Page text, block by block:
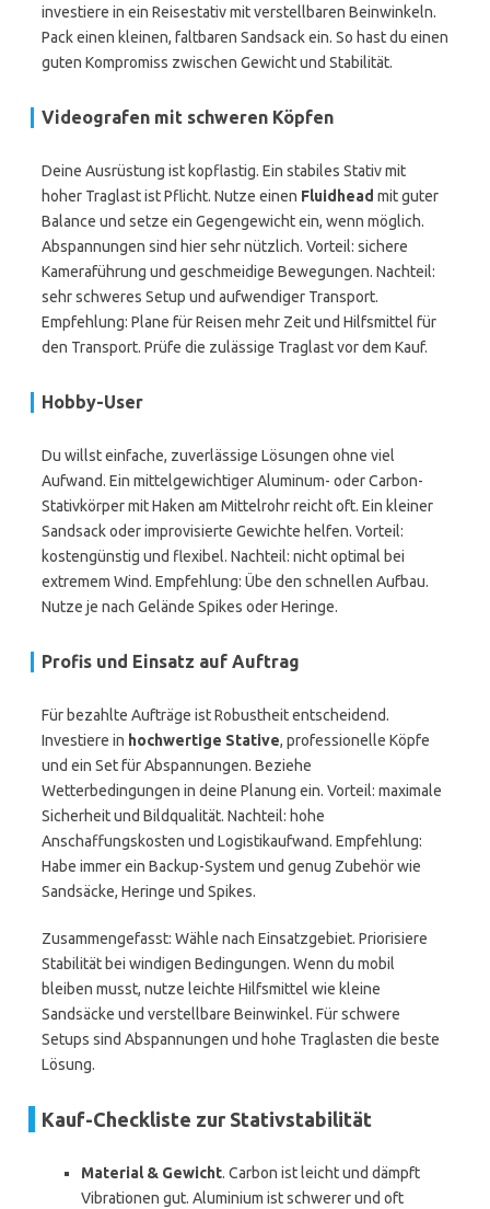
investiere in ein Reisestativ mit verstellbaren Beinwinkeln.
Pack einen kleinen, faltbaren Sandsack ein. So hast du einen
guten Kompromiss zwischen Gewicht und Stabilität.
Videografen mit schweren Köpfen
Deine Ausrüstung ist kopflastig. Ein stabiles Stativ mit
hoher Traglast ist Pflicht. Nutze einen Fluidhead mit guter
Balance und setze ein Gegengewicht ein, wenn möglich.
Abspannungen sind hier sehr nützlich. Vorteil: sichere
Kameraführung und geschmeidige Bewegungen. Nachteil:
sehr schweres Setup und aufwendiger Transport.
Empfehlung: Plane für Reisen mehr Zeit und Hilfsmittel für
den Transport. Prüfe die zulässige Traglast vor dem Kauf.
Hobby-User
Du willst einfache, zuverlässige Lösungen ohne viel
Aufwand. Ein mittelgewichtiger Aluminum- oder Carbon-
Stativkörper mit Haken am Mittelrohr reicht oft. Ein kleiner
Sandsack oder improvisierte Gewichte helfen. Vorteil:
kostengünstig und flexibel. Nachteil: nicht optimal bei
extremem Wind. Empfehlung: Übe den schnellen Aufbau.
Nutze je nach Gelände Spikes oder Heringe.
Profis und Einsatz auf Auftrag
Für bezahlte Aufträge ist Robustheit entscheidend.
Investiere in hochwertige Stative, professionelle Köpfe
und ein Set für Abspannungen. Beziehe
Wetterbedingungen in deine Planung ein. Vorteil: maximale
Sicherheit und Bildqualität. Nachteil: hohe
Anschaffungskosten und Logistikaufwand. Empfehlung:
Habe immer ein Backup-System und genug Zubehör wie
Sandsäcke, Heringe und Spikes.
Zusammengefasst: Wähle nach Einsatzgebiet. Priorisiere
Stabilität bei windigen Bedingungen. Wenn du mobil
bleiben musst, nutze leichte Hilfsmittel wie kleine
Sandsäcke und verstellbare Beinwinkel. Für schwere
Setups sind Abspannungen und hohe Traglasten die beste
Lösung.
Kauf-Checkliste zur Stativstabilität
Material & Gewicht. Carbon ist leicht und dämpft
Vibrationen gut. Aluminium ist schwerer und oft